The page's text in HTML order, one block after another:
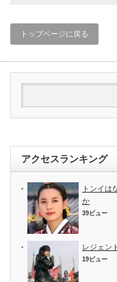
トップページに戻る
アクセスランキング
トンイは
か
39ビュー
レジェン
19ビュー